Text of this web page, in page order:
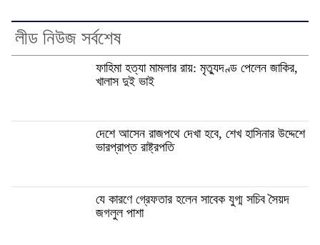
লীড নিউজ সর্বশেষ
ফাহিমা হত্যা মামলার রায়: মৃত্যুদণ্ড পেলেন জাকির,
খালাস দুই ভাই
দেশে আসেন রাজপথে দেখা হবে, শেখ হাসিনার উদ্দেশে
ভারপ্রাপ্ত রাষ্ট্রপতি
যে কারণে গ্রেফতার হলেন সাবেক যুগ্ম সচিব সৈয়দ
জগলুল পাশা